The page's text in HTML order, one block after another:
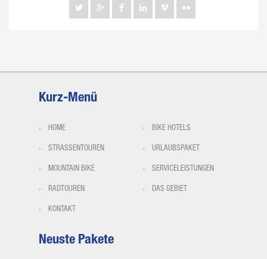
Kurz-Menü
HOME BIKE HOTELS
STRASSENTOUREN URLAUBSPAKET
MOUNTAIN BIKE SERVICELEISTUNGEN
RADTOUREN DAS GEBIET
KONTAKT
Neuste Pakete